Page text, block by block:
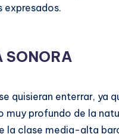
expresados.
SONORA
quisieran enterrar, ya
muy profundo de la
la clase media-alta